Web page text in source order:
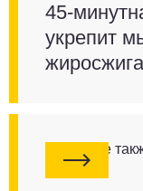
45-
укрепит
Смотрите